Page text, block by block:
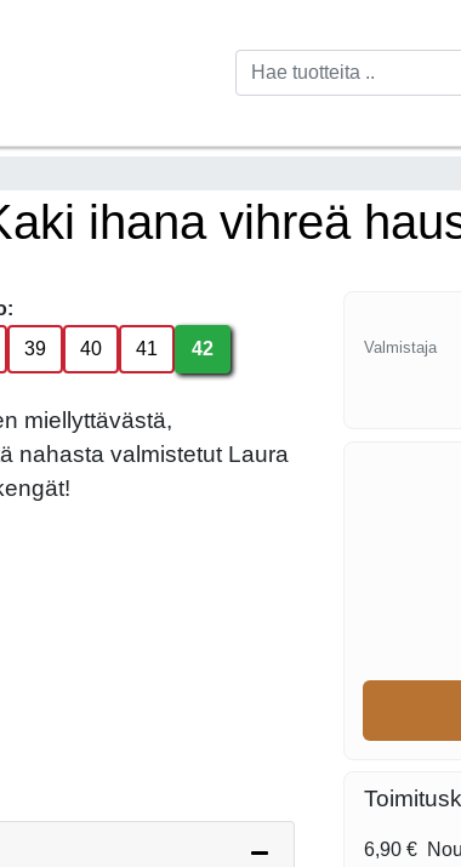
ihana vihreä
39 40 41 42
miellyttävästä,
nahasta valmistetut Laura
Valmistaja
6,90 €